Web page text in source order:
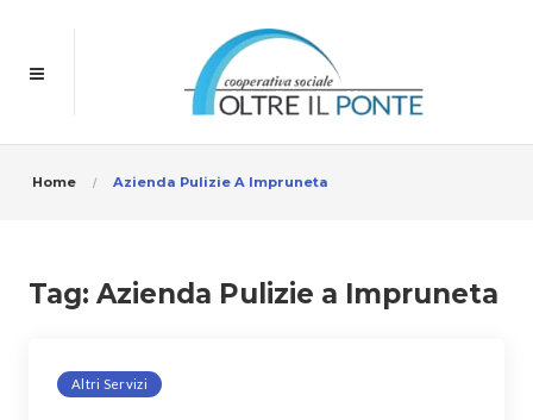
Home Azienda Pulizie A Impruneta
Tag: Azienda Pulizie a Impruneta
Altri Servizi